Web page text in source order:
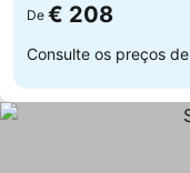
De € 208
Consulte os preços de